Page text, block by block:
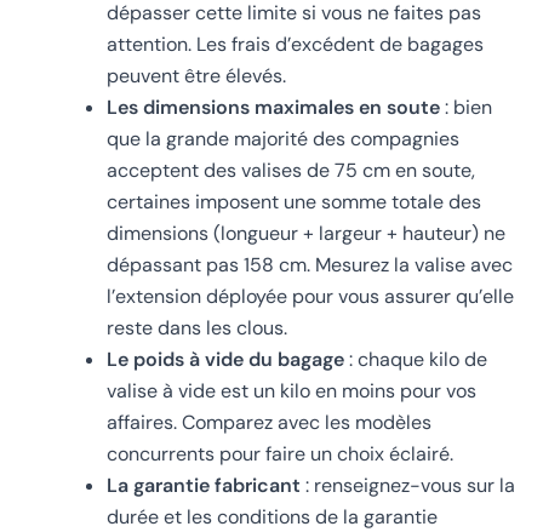
dépasser cette limite si vous ne faites pas
attention. Les frais d’excédent de bagages
peuvent être élevés.
Les dimensions maximales en soute: bien
que la grande majorité des compagnies
acceptent des valises de 75 cm en soute,
certaines imposent une somme totale des
dimensions (longueur + largeur + hauteur) ne
dépassant pas 158 cm. Mesurez la valise avec
l’extension déployée pour vous assurer qu’elle
reste dans les clous.
Le poids à vide du bagage: chaque kilo de
valise à vide est un kilo en moins pour vos
affaires. Comparez avec les modèles
concurrents pour faire un choix éclairé.
La garantie fabricant : renseignez-vous sur la
durée et les conditions de la garantie